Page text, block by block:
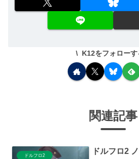
K12をフォローす
関連記事
ドルフロ2 ドルフロ2